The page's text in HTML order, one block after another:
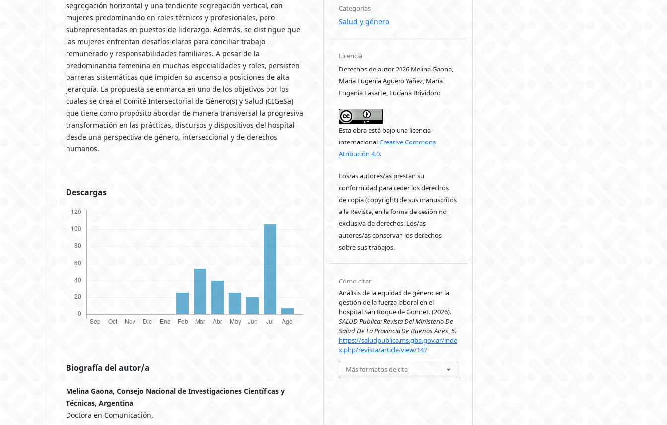
segregación horizontal y una tendiente segregación vertical, con
mujeres predominando en roles técnicos y profesionales, pero
subrepresentadas en puestos de liderazgo. Además, se distingue que
las mujeres enfrentan desafíos claros para conciliar trabajo
remunerado y responsabilidades familiares. A pesar de la
predominancia femenina en muchas especialidades y roles, persisten
barreras sistemáticas que impiden su ascenso a posiciones de alta
jerarquía. La propuesta se enmarca en uno de los objetivos por los
cuales se crea el Comité Intersectorial de Género(s) y Salud (CIGeSa)
que tiene como propósito abordar de manera transversal la progresiva
transformación en las prácticas, discursos y dispositivos del hospital
desde una perspectiva de género, interseccional y de derechos
humanos.
Descargas
Biografía del autor/a
Melina Gaona, Consejo Nacional de Investigaciones Científicas y
Técnicas, Argentina
Doctora en Comunicación.
Categorías
Salud y género
Licencia
Derechos de autor 2026 Melina Gaona,
María Eugenia Agüero Yañez, María
Eugenia Lasarte, Luciana Brividoro
Esta obra está bajo una licencia
internacionalCreative Commons
Atribución 4.0.
Los/as autores/as prestan su
conformidad para ceder los derechos
de copia (copyright) de sus manuscritos
a la Revista, en la forma de cesión no
exclusiva de derechos. Los/as
autores/as conservan los derechos
sobre sus trabajos.
Cómo citar
Análisis de la equidad de género en la
gestión de la fuerza laboral en el
hospital San Roque de Gonnet. (2026).
SALUD Publica: Revista Del Ministerio De
Salud De La Provincia De Buenos Aires,5.
https://saludpublica.ms.gba.gov.ar/inde
x.php/revista/article/view/147
Más formatos de cita